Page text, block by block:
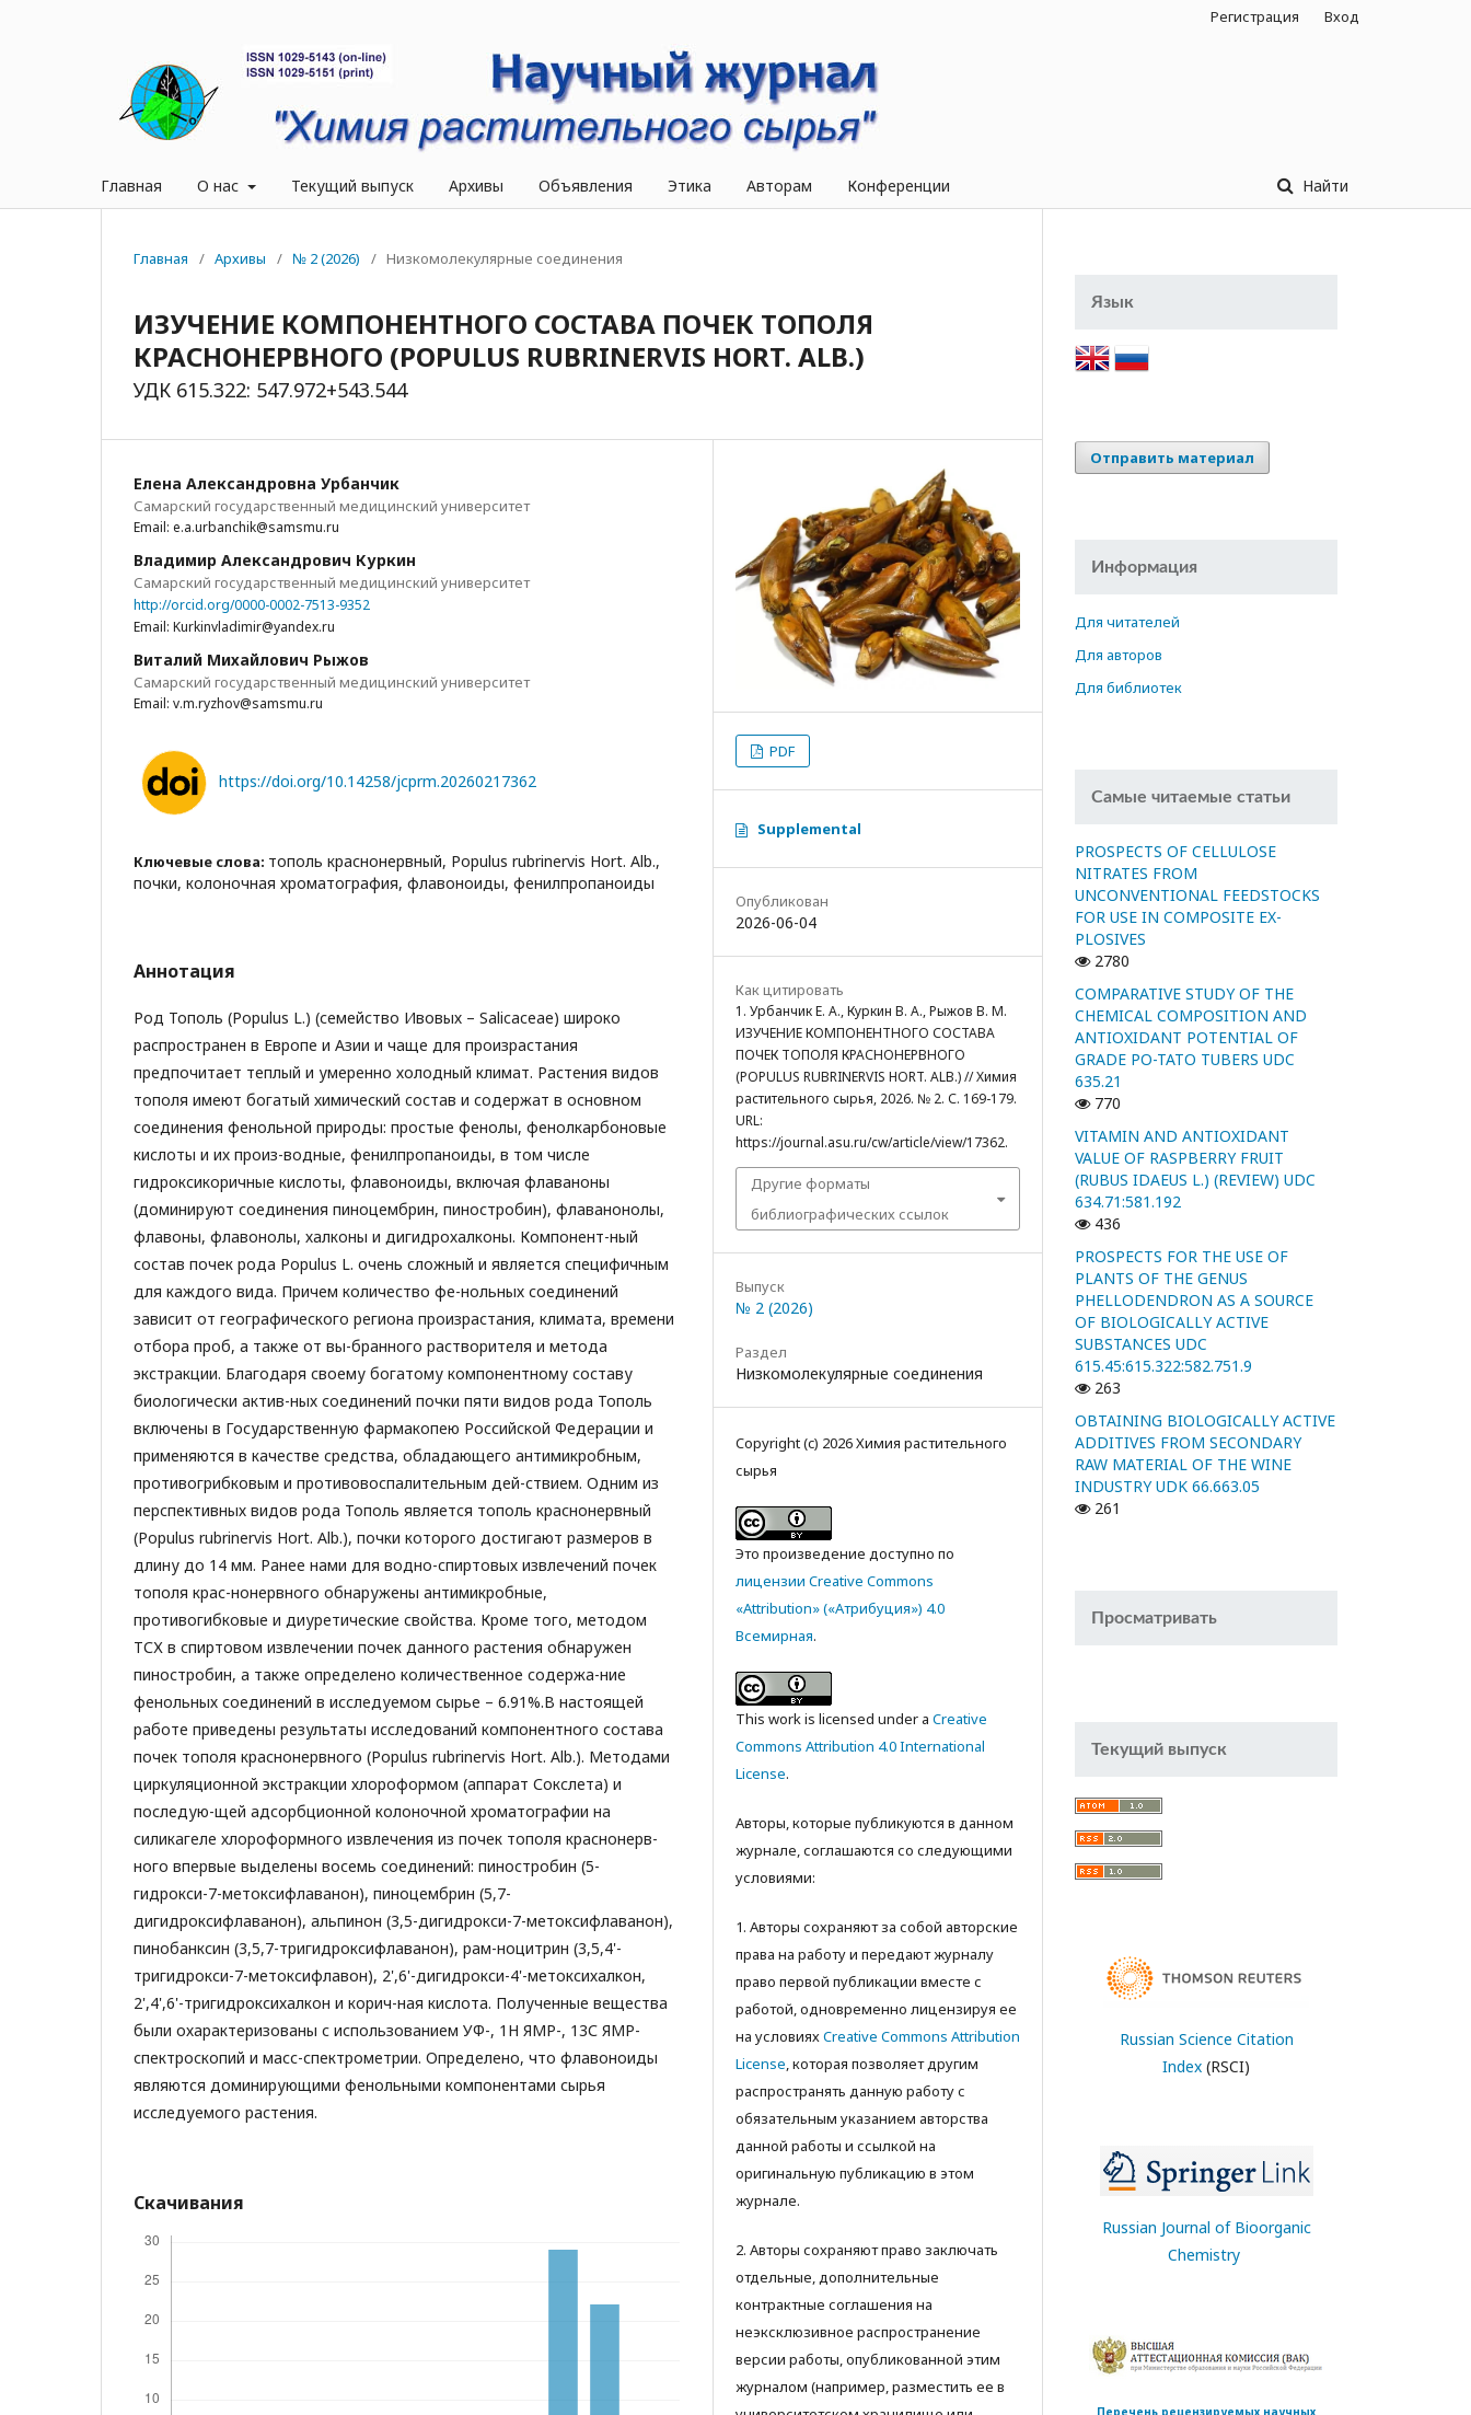
Главная О нас Текущий выпуск Архивы Объявления Этика Авторам Конференции Найти
Регистрация Вход
Главная / Архивы / № 2 (2026) / Низкомолекулярные соединения
ИЗУЧЕНИЕ КОМПОНЕНТНОГО СОСТАВА ПОЧЕК ТОПОЛЯ
КРАСНОНЕРВНОГО (POPULUS RUBRINERVIS HORT. ALB.)
УДК 615.322: 547.972+543.544
Елена Александровна Урбанчик
Самарский государственный медицинский университет
Email: e.a.urbanchik@samsmu.ru
Владимир Александрович Куркин
Самарский государственный медицинский университет
http://orcid.org/0000-0002-7513-9352
Email: Kurkinvladimir@yandex.ru
Виталий Михайлович Рыжов
Самарский государственный медицинский университет
Email: v.m.ryzhov@samsmu.ru
https://doi.org/10.14258/jcprm.20260217362
Ключевые слова: тополь краснонервный, Populus rubrinervis Hort. Alb.,
почки, колоночная хроматография, флавоноиды, фенилпропаноиды
Аннотация
Род Тополь (Populus L.) (семейство Ивовых – Salicaceae) широко
распространен в Европе и Азии и чаще для произрастания
предпочитает теплый и умеренно холодный климат. Растения видов
тополя имеют богатый химический состав и содержат в основном
соединения фенольной природы: простые фенолы, фенолкарбоновые
кислоты и их произ-водные, фенилпропаноиды, в том числе
гидроксикоричные кислоты, флавоноиды, включая флаваноны
(доминируют соединения пиноцембрин, пиностробин), флаванонолы,
флавоны, флавонолы, халконы и дигидрохалконы. Компонент-ный
состав почек рода Populus L. очень сложный и является специфичным
для каждого вида. Причем количество фе-нольных соединений
зависит от географического региона произрастания, климата, времени
отбора проб, а также от вы-бранного растворителя и метода
экстракции. Благодаря своему богатому компонентному составу
биологически актив-ных соединений почки пяти видов рода Тополь
включены в Государственную фармакопею Российской Федерации и
применяются в качестве средства, обладающего антимикробным,
противогрибковым и противовоспалительным дей-ствием. Одним из
перспективных видов рода Тополь является тополь краснонервный
(Populus rubrinervis Hort. Alb.), почки которого достигают размеров в
длину до 14 мм. Ранее нами для водно-спиртовых извлечений почек
тополя крас-нонервного обнаружены антимикробные,
противогибковые и диуретические свойства. Кроме того, методом
ТСХ в спиртовом извлечении почек данного растения обнаружен
пиностробин, а также определено количественное содержа-ние
фенольных соединений в исследуемом сырье – 6.91%.В настоящей
работе приведены результаты исследований компонентного состава
почек тополя краснонервного (Populus rubrinervis Hort. Alb.). Методами
циркуляционной экстракции хлороформом (аппарат Сокслета) и
последую-щей адсорбционной колоночной хроматографии на
силикагеле хлороформного извлечения из почек тополя краснонерв-
ного впервые выделены восемь соединений: пиностробин (5-
гидрокси-7-метоксифлаванон), пиноцембрин (5,7-
дигидроксифлаванон), альпинон (3,5-дигидрокси-7-метоксифлаванон),
пинобанксин (3,5,7-тригидроксифлаванон), рам-ноцитрин (3,5,4'-
тригидрокси-7-метоксифлавон), 2',6'-дигидрокси-4'-метоксихалкон,
2',4',6'-тригидроксихалкон и корич-ная кислота. Полученные вещества
были охарактеризованы с использованием УФ-, 1Н ЯМР-, 13С ЯМР-
спектроскопий и масс-спектрометрии. Определено, что флавоноиды
являются доминирующими фенольными компонентами сырья
исследуемого растения.
Скачивания
PDF
Supplemental
Опубликован
2026-06-04
Как цитировать
1. Урбанчик Е. А., Куркин В. А., Рыжов В. М.
ИЗУЧЕНИЕ КОМПОНЕНТНОГО СОСТАВА
ПОЧЕК ТОПОЛЯ КРАСНОНЕРВНОГО
(POPULUS RUBRINERVIS HORT. ALB.) // Химия
растительного сырья, 2026. № 2. С. 169-179.
URL:
https://journal.asu.ru/cw/article/view/17362.
Другие форматы
библиографических ссылок
Выпуск
№ 2 (2026)
Раздел
Низкомолекулярные соединения
Copyright (c) 2026 Химия растительного
сырья
Это произведение доступно по
лицензии Creative Commons
«Attribution» («Атрибуция») 4.0
Всемирная.
This work is licensed under a Creative
Commons Attribution 4.0 International
License.
Авторы, которые публикуются в данном
журнале, соглашаются со следующими
условиями:
1. Авторы сохраняют за собой авторские
права на работу и передают журналу
право первой публикации вместе с
работой, одновременно лицензируя ее
на условияхCreative Commons Attribution
License, которая позволяет другим
распространять данную работу с
обязательным указанием авторства
данной работы и ссылкой на
оригинальную публикацию в этом
журнале.
2. Авторы сохраняют право заключать
отдельные, дополнительные
контрактные соглашения на
неэксклюзивное распространение
версии работы, опубликованной этим
журналом (например, разместить ее в
Язык
Отправить материал
Информация
Для читателей
Для авторов
Для библиотек
Самые читаемые статьи
PROSPECTS OF CELLULOSE
NITRATES FROM
UNCONVENTIONAL FEEDSTOCKS
FOR USE IN COMPOSITE EX-
PLOSIVES
2780
COMPARATIVE STUDY OF THE
CHEMICAL COMPOSITION AND
ANTIOXIDANT POTENTIAL OF
GRADE PO-TATO TUBERS UDC
635.21
770
VITAMIN AND ANTIOXIDANT
VALUE OF RASPBERRY FRUIT
(RUBUS IDAEUS L.) (REVIEW) UDC
634.71:581.192
436
PROSPECTS FOR THE USE OF
PLANTS OF THE GENUS
PHELLODENDRON AS A SOURCE
OF BIOLOGICALLY ACTIVE
SUBSTANCES UDC
615.45:615.322:582.751.9
263
OBTAINING BIOLOGICALLY ACTIVE
ADDITIVES FROM SECONDARY
RAW MATERIAL OF THE WINE
INDUSTRY UDK 66.663.05
261
Просматривать
Текущий выпуск
Russian Science Citation
Index (RSCI)
Russian Journal of Bioorganic
Chemistry
Перечень рецензируемых научных